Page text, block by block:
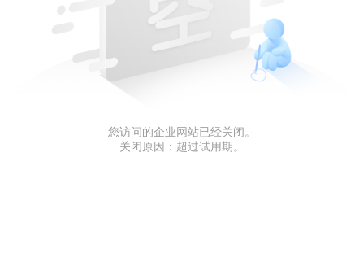
您访问的企业网站已经关闭。
关闭原因：超过试用期。